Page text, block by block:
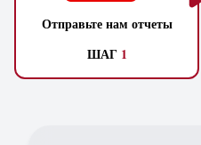
Отправьте нам отчеты
ШАГ 1